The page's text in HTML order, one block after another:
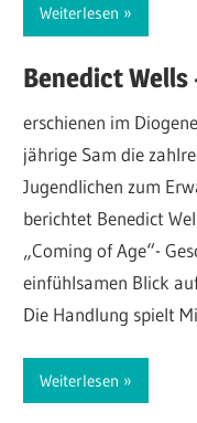
Weiterlesen
Benedict Wells
erschienen im
jährige Sam die
Jugendlichen zum
berichtet Benedict
„Coming of Age“-
einfühlsamen Blick
Die Handlung spielt
Weiterlesen